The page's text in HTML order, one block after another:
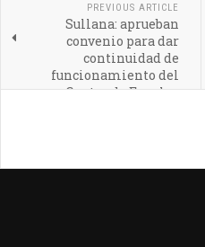
PREVIOUS ARTICLE
Sullana: aprueban
convenio para dar
continuidad de
funcionamiento del
Centro de Empleo